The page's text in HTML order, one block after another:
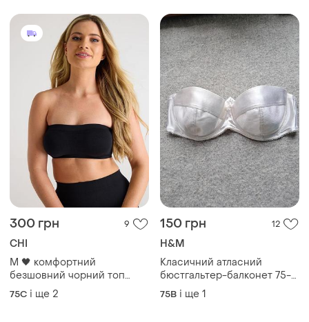
300 грн 9
CHI
M 🖤 комфортний
безшовний чорний топ
бандо бюстгальтер без
бретель
75C і ще 2
150 грн 12
H&M
Класичний атласний
бюстгальтер-балконет 75-
80 в
75B і ще 1